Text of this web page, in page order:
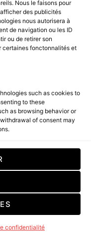
Nous le faisons pour
des publicités
nous autorisera à
de navigation ou les ID
ou de retirer son
certaines fonctonnalités et
such as cookies to
to these
as browsing behavior or
of consent may
confidentialité
PREMIER